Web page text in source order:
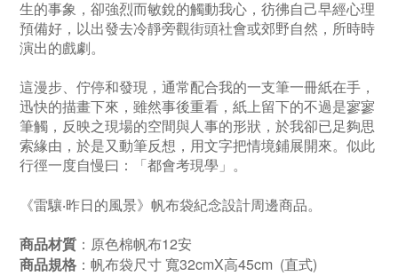
生的事象，卻強烈而敏銳的觸動我心，彷彿自己早經心理
預備好，以出發去冷靜旁觀街頭社會或郊野自然，所時時
演出的戲劇。
這漫步、佇停和發現，通常配合我的一支筆一冊紙在手，
迅快的描畫下來，雖然事後重看，紙上留下的不過是寥寥
筆觸，反映之現場的空間與人事的形狀，於我卻已足夠思
索緣由，於是又動筆反想，用文字把情境鋪展開來。似此
行徑一度自慢曰：「都會考現學」。
《雷驤‧昨日的風景》帆布袋紀念設計周邊商品。
商品材質 ：原色棉帆布12安
商品規格 ：帆布袋尺寸 寬32cmX高45cm (直式)